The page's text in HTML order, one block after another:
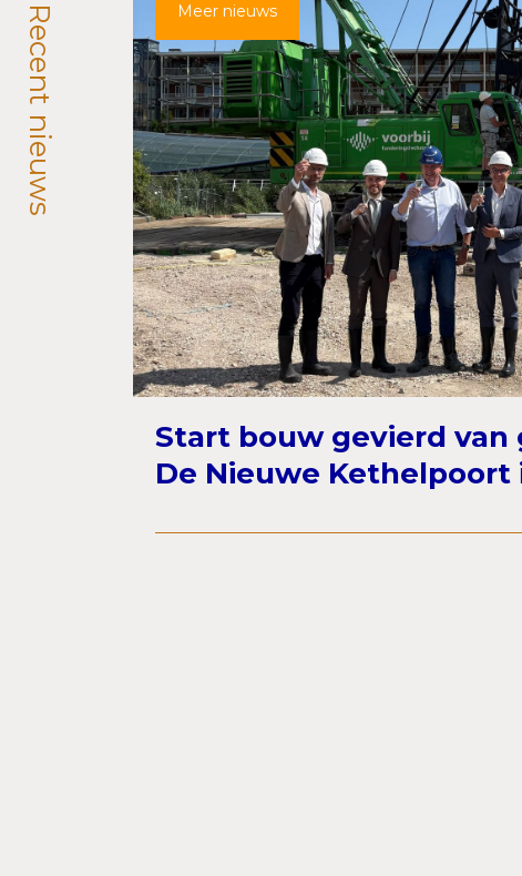
Recent nieuws
Start bouw gevierd van
De Nieuwe Kethelpoort
Meer nieuws